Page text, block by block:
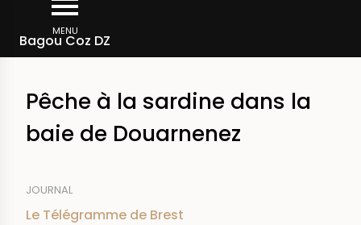
contenu
MENU
Bagou Coz DZ
d'Ariane
Rechercher dans la presse
Pêche à la sardine dans la
baie de Douarnenez
JOURNAL
Le Télégramme de Brest